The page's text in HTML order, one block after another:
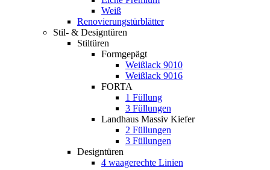
Weiß
Renovierungstürblätter
Stil- & Designtüren
Stiltüren
Formgepägt
Weißlack 9010
Weißlack 9016
FORTA
1 Füllung
3 Füllungen
Landhaus Massiv Kiefer
2 Füllungen
3 Füllungen
Designtüren
4 waagerechte Linien